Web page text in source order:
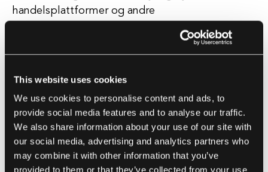
This website uses cookies
We use cookies to personalise content and ads, to
provide social media features and to analyse our traffic.
We also share information about your use of our site with
our social media, advertising and analytics partners who
may combine it with other information that you’ve
provided to them or that they’ve collected from your use
handelsplattformer og andre
programvareapplikasjoner for å legge til tilpasset
funksjonalitet og integrere tredjepartstjenester.
programvareutvikling er at de tillater en ren
separasjon av bekymringer, noe som gjør det
lettere å vedlikeholde og oppdatere kode uten å
påvirke andre deler av systemet.
De fremmer også gjenbruk av kode og